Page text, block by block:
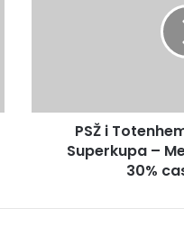
PSŽ i
Superkupa –
30%